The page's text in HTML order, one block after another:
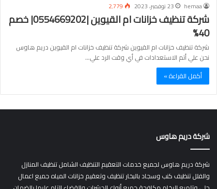
hemaa
23 نوفمبر، 2023 2٬779
شركة تنظيف خزانات ام القيوين |0554669202| خصم
40%
شركة تنظيف خزانات ام القيوين شركة تنظيف خزانات ام القيوين دريم هاوس
نحن علي أتم الاستعدادات في أي وقت الرد علي…
أكمل القراءة »
شركة دريم هاوس
شركة دريم هاوس لجميع خدمات التعقيم التنظيف الشامل تنظيف المنازل
والفلل تنظيف كنب وسجاد بالبخار تنظيف وتعقيم خزانات المياه جميع اعمال